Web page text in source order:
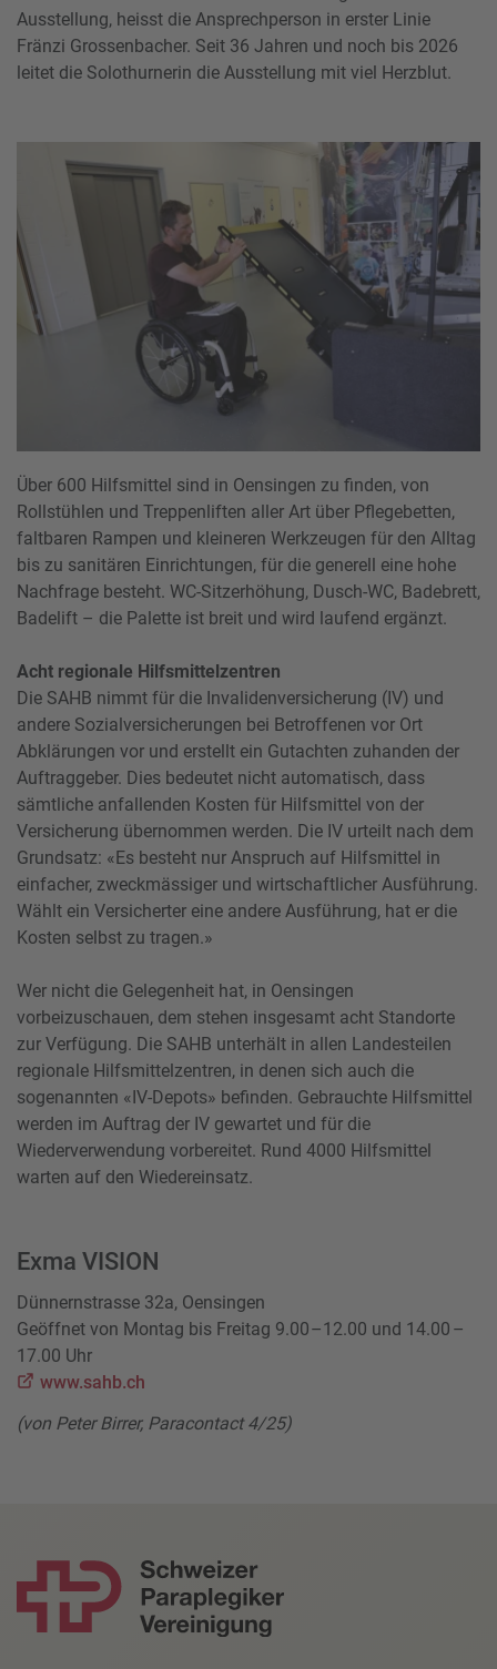
Ausstellung, heisst die Ansprechperson in erster Linie
Fränzi Grossenbacher. Seit 36 Jahren und noch bis 2026
leitet die Solothurnerin die Ausstellung mit viel Herzblut.
Über 600 Hilfsmittel sind in Oensingen zu finden, von
Rollstühlen und Treppenliften aller Art über Pflegebetten,
faltbaren Rampen und kleineren Werkzeugen für den Alltag
bis zu sanitären Einrichtungen, für die generell eine hohe
Nachfrage besteht. WC-Sitzerhöhung, Dusch-WC, Badebrett,
Badelift – die Palette ist breit und wird laufend ergänzt.
Acht regionale Hilfsmittelzentren
Die SAHB nimmt für die Invalidenversicherung (IV) und
andere Sozialversicherungen bei Betroffenen vor Ort
Abklärungen vor und erstellt ein Gutachten zuhanden der
Auftraggeber. Dies bedeutet nicht automatisch, dass
sämtliche anfallenden Kosten für Hilfsmittel von der
Versicherung übernommen werden. Die IV urteilt nach dem
Grundsatz: «Es besteht nur Anspruch auf Hilfsmittel in
einfacher, zweckmässiger und wirtschaftlicher Ausführung.
Wählt ein Versicherter eine andere Ausführung, hat er die
Kosten selbst zu tragen.»
Wer nicht die Gelegenheit hat, in Oensingen
vorbeizuschauen, dem stehen insgesamt acht Standorte
zur Verfügung. Die SAHB unterhält in allen Landesteilen
regionale Hilfsmittelzentren, in denen sich auch die
sogenannten «IV-Depots» befinden. Gebrauchte Hilfsmittel
werden im Auftrag der IV gewartet und für die
Wiederverwendung vorbereitet. Rund 4000 Hilfsmittel
warten auf den Wiedereinsatz.
Exma VISION
Dünnernstrasse 32a, Oensingen
Geöffnet von Montag bis Freitag 9.00 –12.00 und 14.00 –
17.00 Uhr
www.sahb.ch
(von Peter Birrer, Paracontact 4/25)